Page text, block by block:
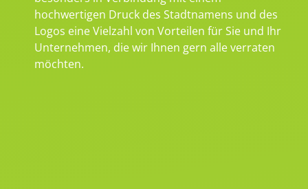
hochwertigen Druck des Stadtnamens und des
Logos eine Vielzahl von Vorteilen für Sie und Ihr
Unternehmen, die wir Ihnen gern alle verraten
möchten.